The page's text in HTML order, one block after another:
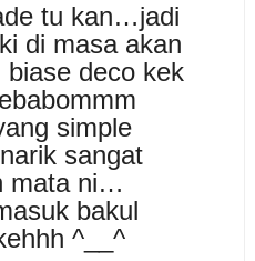
tu kan…jadi
di masa akan
deco kek
simple
sangat
mata ni…
bakul
^__^